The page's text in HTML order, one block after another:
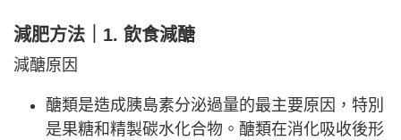
減肥方法｜1. 飲食減醣
減醣原因
醣類是造成胰島素分泌過量的最主要原因，特別
是果糖和精製碳水化合物。醣類在消化吸收後形